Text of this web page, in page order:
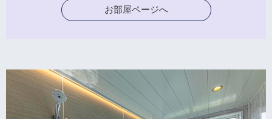
お部屋ページへ